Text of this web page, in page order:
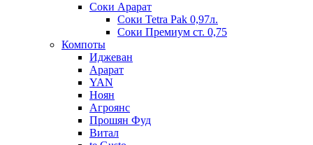
Соки Арарат
Соки Tetra Pak 0,97л.
Соки Премиум ст. 0,75
Компоты
Иджеван
Арарат
YAN
Ноян
Агроянс
Прошян Фуд
Витал